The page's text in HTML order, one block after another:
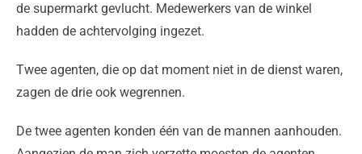
de supermarkt gevlucht. Medewerkers van de winkel
hadden de achtervolging ingezet.
Twee agenten, die op dat moment niet in de dienst waren,
zagen de drie ook wegrennen.
De twee agenten konden één van de mannen aanhouden.